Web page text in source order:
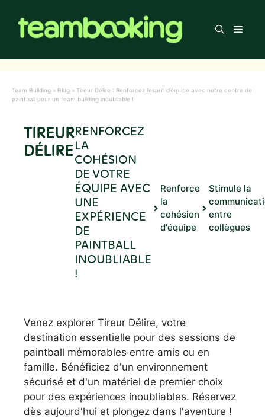
contenu
Menu
Team Building » Blog » Tireur Délire : Renforcez l’esprit d’équipe avec notre centre de
paintball pour un team building inoubliable !
TIREUR
DÉLIRE
RENFORCEZ
LA
COHÉSION
DE VOTRE
ÉQUIPE AVEC
UNE
EXPÉRIENCE
DE
PAINTBALL
INOUBLIABLE
!
Renforce
la
cohésion
d'équipe
Stimule la
entre
collègues
Venez explorer Tireur Délire, votre
destination essentielle pour des sessions de
paintball mémorables entre amis ou en
famille. Bénéficiez d'un environnement
sécurisé et d'un matériel de premier choix
pour des expériences inoubliables. Réservez
dès aujourd'hui et plongez dans l'aventure !